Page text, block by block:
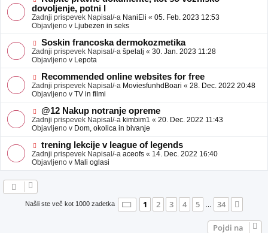
a
v
e
o
v
e
o
b
j
a
v
e
dovoljenje, potni l
Zadnji prispevek Napisal/-a NaniEli « 05. Feb. 2023 12:53
Objavljeno v Ljubezen in seks
N
o
v
e
o
b
j
a
v
e
Soskin francoska dermokozmetika
Zadnji prispevek Napisal/-a špelalj « 30. Jan. 2023 11:28
Objavljeno v Lepota
N
o
v
e
o
b
j
a
v
e
Recommended online websites for free
Zadnji prispevek Napisal/-a MoviesfunhdBoari « 28. Dec. 2022 20:48
Objavljeno v TV in filmi
N
o
v
e
o
b
j
a
@12 Nakup notranje opreme
Zadnji prispevek Napisal/-a kimbim1 « 20. Dec. 2022 11:43
Objavljeno v Dom, okolica in bivanje
N
o
v
e
a
trening lekcije v league of legends
Zadnji prispevek Napisal/-a aceofs « 14. Dec. 2022 16:40
Objavljeno v Mali oglasi
Našli ste več kot 1000 zadetka Stran 1od34
1 2 3 4 5 … 34
Pojdi na